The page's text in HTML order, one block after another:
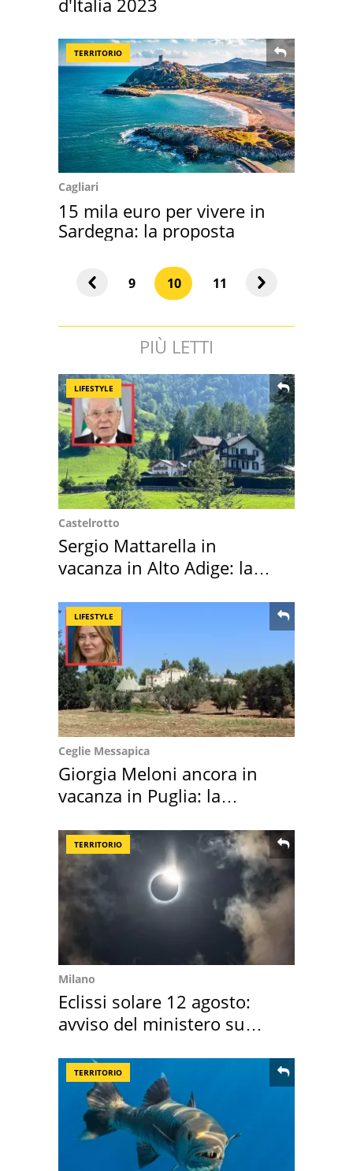
d'Italia 2023
TERRITORIO
Cagliari
15 mila euro per vivere in
Sardegna: la proposta
9 10 11
PIÙ LETTI
LIFESTYLE
Castelrotto
Sergio Mattarella in
vacanza in Alto Adige: la
LIFESTYLE
Ceglie Messapica
Giorgia Meloni ancora in
vacanza in Puglia: la
TERRITORIO
Milano
Eclissi solare 12 agosto:
avviso del ministero su
TERRITORIO